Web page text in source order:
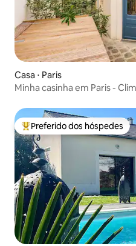
Casa ⋅ Paris
Minha casinha em Paris -
Entre os melhores
Preferido dos hóspedes